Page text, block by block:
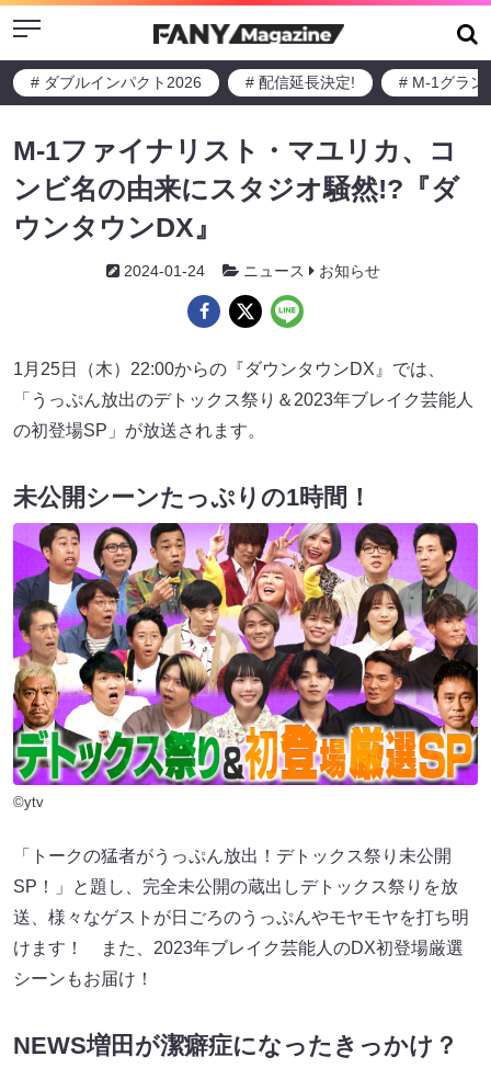
Menu
# ダブルインパクト2026 # 配信延長決定! # M-1グラン
M-1ファイナリスト・マユリカ、コ
ンビ名の由来にスタジオ騒然!?『ダ
ウンタウンDX』
2024-01-24 ニュース お知らせ
1月25日（木）22:00からの『ダウンタウンDX』では、
「うっぷん放出のデトックス祭り＆2023年ブレイク芸能人
の初登場SP」が放送されます。
未公開シーンたっぷりの1時間！
©ytv
「トークの猛者がうっぷん放出！デトックス祭り未公開
SP！」と題し、完全未公開の蔵出しデトックス祭りを放
送、様々なゲストが日ごろのうっぷんやモヤモヤを打ち明
けます！ また、2023年ブレイク芸能人のDX初登場厳選
シーンもお届け！
NEWS増田が潔癖症になったきっかけ？